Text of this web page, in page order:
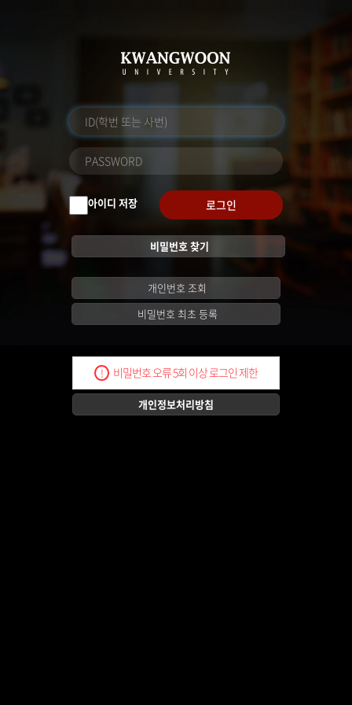
아이디 저장 로그인
비밀번호 찾기
개인번호 조회
비밀번호 최초 등록
! 비밀번호 오류 5회 이상 로그인 제한
개인정보처리방침